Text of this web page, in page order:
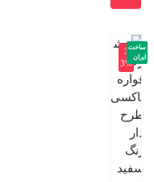
-3
3%
ساخت
ایران